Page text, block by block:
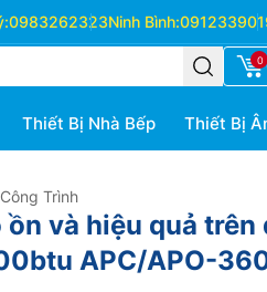
0983262323Ninh Bình:
0
Thiết Bị Nhà Bếp Thiết Bị
Trình
và hiệu quả trên
APC/APO-